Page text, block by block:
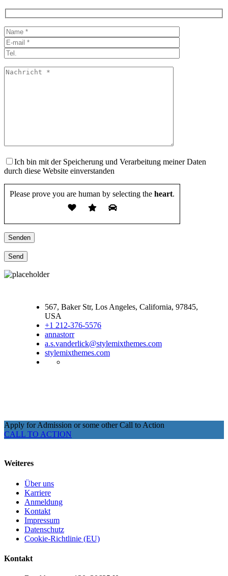
Ich bin mit der Speicherung und Verarbeitung meiner Daten
durch diese Website einverstanden
Please prove you are human by selecting the heart.
Senden
567, Baker Str, Los Angeles, California, 97845,
USA
+1 212-376-5576
annastorr
a.s.vanderlick@stylemixthemes.com
stylemixthemes.com
Apply for Admission or some other Call to Action
CALL TO ACTION
Weiteres
Über uns
Karriere
Anmeldung
Kontakt
Impressum
Datenschutz
Cookie-Richtlinie (EU)
Kontakt